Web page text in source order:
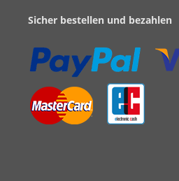
Sicher bestellen und bezahlen